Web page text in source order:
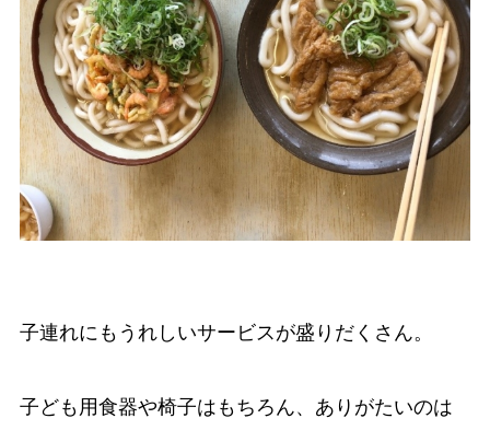
子連れにもうれしいサービスが盛りだくさん。
子ども用食器や椅子はもちろん、ありがたいのは